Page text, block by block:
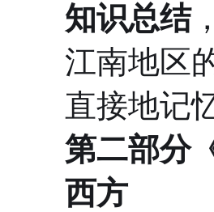
知识总结
江南地区
直接地记
第二部分
西方